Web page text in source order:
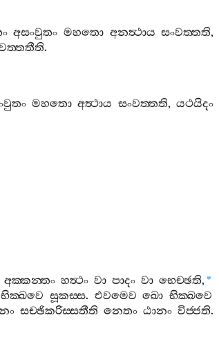
අසංවුතං මහතො අනත්‍ථාය සංවත‍්තති,
.
මහතො අත්‍ථාය සංවත‍්තති,යථයිදං
අක‍්කන‍්තං හත්‍ථං වා පාදං වා භෙච‍්ඡති, *
භික‍්ඛවෙ සූකස‍්ස. එවමෙව ඛො භික‍්ඛවෙ
සච‍්ඡිකරිස‍්සතීති නෙතං ඨානං විජ‍්ජති.